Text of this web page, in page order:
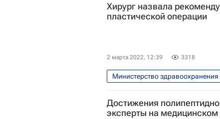
Хирург назвала
пластической операции
2 марта 2022, 12:39 3318
Министерство
Общество
Здоровье
Наталья Мантурова
Достижения
эксперты на